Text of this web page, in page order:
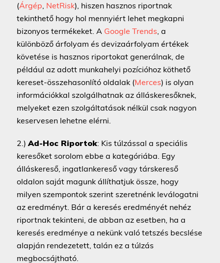
(Árgép, NetRisk), hiszen hasznos riportnak
tekinthető hogy hol mennyiért lehet megkapni
bizonyos termékeket. A Google Trends, a
különböző árfolyam és devizaárfolyam értékek
követése is hasznos riportokat generálnak, de
például az adott munkahelyi pozícióhoz köthető
kereset-összehasonlító oldalak (Merces) is olyan
információkkal szolgálhatnak az álláskeresőknek,
melyeket ezen szolgáltatások nélkül csak nagyon
keservesen lehetne elérni.
2.)Ad-Hoc Riportok: Kis túlzással a speciális
keresőket sorolom ebbe a kategóriába. Egy
álláskereső, ingatlankereső vagy társkereső
oldalon saját magunk állíthatjuk össze, hogy
milyen szempontok szerint szeretnénk leválogatni
az eredményt. Bár a keresés eredményét nehéz
riportnak tekinteni, de abban az esetben, ha a
keresés eredménye a nekünk való tetszés becslése
alapján rendezetett, talán ez a túlzás
megbocsájtható.